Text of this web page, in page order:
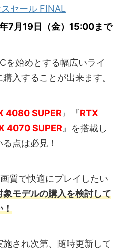
セール FINAL
7月19日（金）15:00まで
を始めとする幅広いライ
入することが出来ます。
4080 SUPER』『RTX
4070 SUPER』を搭載し
点は必見！
質で快適にプレイしたい
モデルの購入を検討して
！
され次第、随時更新して